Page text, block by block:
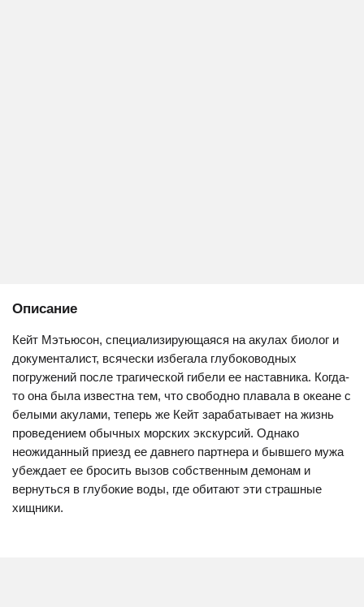
Описание
Кейт Мэтьюсон, специализирующаяся на акулах биолог и
документалист, всячески избегала глубоководных
погружений после трагической гибели ее наставника. Когда-
то она была известна тем, что свободно плавала в океане с
белыми акулами, теперь же Кейт зарабатывает на жизнь
проведением обычных морских экскурсий. Однако
неожиданный приезд ее давнего партнера и бывшего мужа
убеждает ее бросить вызов собственным демонам и
вернуться в глубокие воды, где обитают эти страшные
хищники.